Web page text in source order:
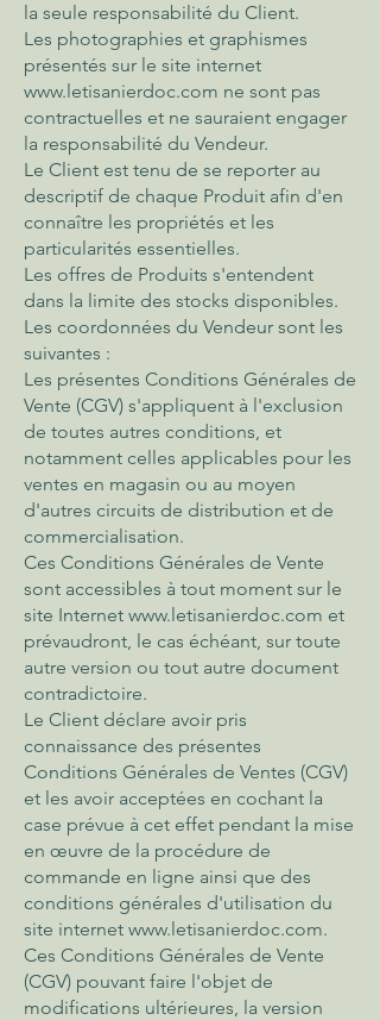
la seule responsabilité du Client.
Les photographies et graphismes
présentés sur le site internet
www.letisanierdoc.com ne sont pas
contractuelles et ne sauraient engager
la responsabilité du Vendeur.
Le Client est tenu de se reporter au
descriptif de chaque Produit afin d'en
connaître les propriétés et les
particularités essentielles.
Les offres de Produits s'entendent
dans la limite des stocks disponibles.
Les coordonnées du Vendeur sont les
suivantes :
Les présentes Conditions Générales de
Vente (CGV) s'appliquent à l'exclusion
de toutes autres conditions, et
notamment celles applicables pour les
ventes en magasin ou au moyen
d'autres circuits de distribution et de
commercialisation.
Ces Conditions Générales de Vente
sont accessibles à tout moment sur le
site Internet www.letisanierdoc.com et
prévaudront, le cas échéant, sur toute
autre version ou tout autre document
contradictoire.
Le Client déclare avoir pris
connaissance des présentes
Conditions Générales de Ventes (CGV)
et les avoir acceptées en cochant la
case prévue à cet effet pendant la mise
en œuvre de la procédure de
commande en ligne ainsi que des
conditions générales d'utilisation du
site internet www.letisanierdoc.com.
Ces Conditions Générales de Vente
(CGV) pouvant faire l'objet de
modifications ultérieures, la version